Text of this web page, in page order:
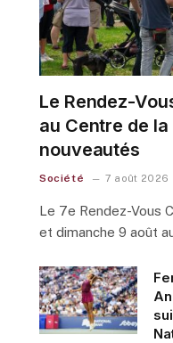
Le Rendez-
au Centre de
nouveautés
Société 7 août 2026
Le 7e Rendez-Vous
et dimanche 9 août